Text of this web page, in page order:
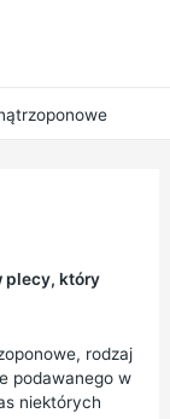
plecy, który
rodzaj
podawanego w
niektórych